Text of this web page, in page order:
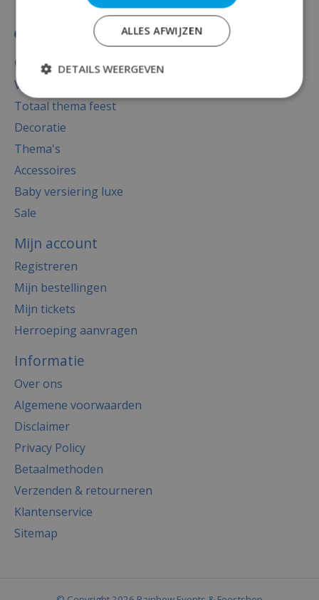
Categorieën
Versiering
Totaal thema feest
Decoratie
Thema's
Accessoires
Baby versiering luxe
Sale
Mijn account
Registreren
Mijn bestellingen
Mijn tickets
Herroeping aanvragen
Informatie
Over ons
Algemene voorwaarden
Disclaimer
Privacy Policy
Betaalmethoden
Verzenden & retourneren
Klantenservice
Sitemap
ALLES AFWIJZEN
DETAILS WEERGEVEN